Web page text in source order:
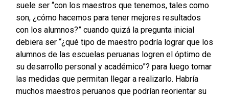
suele ser “con los maestros que tenemos, tales como
son, ¿cómo hacemos para tener mejores resultados
con los alumnos?” cuando quizá la pregunta inicial
debiera ser “¿qué tipo de maestro podría lograr que los
alumnos de las escuelas peruanas logren el óptimo de
su desarrollo personal y académico”? para luego tomar
las medidas que permitan llegar a realizarlo. Habría
muchos maestros peruanos que podrían reorientar su